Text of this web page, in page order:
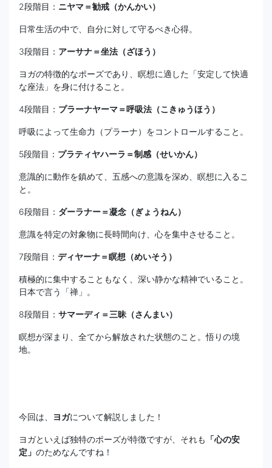
2段階目： ニヤマ＝勧戒（かんかい）
日常生活の中で、自分に対して守るべき心得。
3段階目： アーサナ＝坐法（ざほう）
ヨガの特徴的なポーズであり、瞑想に適した「安定して快適
な座法」を身に付けること。
4段階目： プラーナヤーマ＝呼吸法（こきゅうほう）
呼吸によって生命力（プラーナ）をコントロールすること。
5段階目： プラティヤハーラ＝制感（せいかん）
意識的に動作を鎮めて、五感への意識を深め、瞑想に入るこ
と。
6段階目： ダーラナー＝凝念（ぎょうねん）
意識を特定の対象物に長時間向け、心を集中させること。
7段階目： ディヤーナ＝瞑想（めいそう）
積極的に集中することもなく、深い静かな精神でいること。
日本で言う「禅」。
8段階目： サマーディ＝三昧（さんまい）
瞑想が深まり、全てから解放された状態のこと。悟りの境
地。
今回は、 ヨガについて解説しました！
ヨガといえば独特のポーズが特徴ですが、それも 「心の安
定」 のためなんですね！